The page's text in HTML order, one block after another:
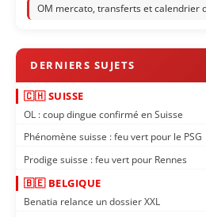
OM mercato, transferts et calendrier
🇨🇭 SUISSE
OL : coup dingue confirmé en Suisse
Phénomène suisse : feu vert pour le PSG
Prodige suisse : feu vert pour Rennes
🇧🇪 BELGIQUE
Benatia relance un dossier XXL